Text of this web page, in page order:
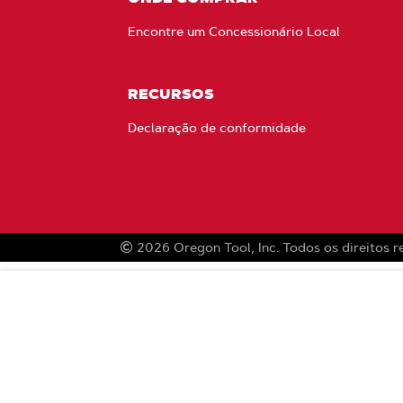
Encontre um Concessionário Local
RECURSOS
Declaração de conformidade
2026 Oregon Tool, Inc. Todos os direitos